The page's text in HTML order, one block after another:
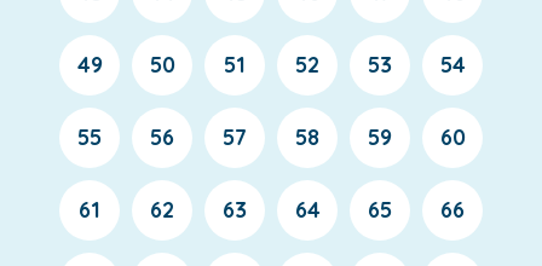
49 50 51 52 53 54
55 56 57 58 59 60
61 62 63 64 65 66